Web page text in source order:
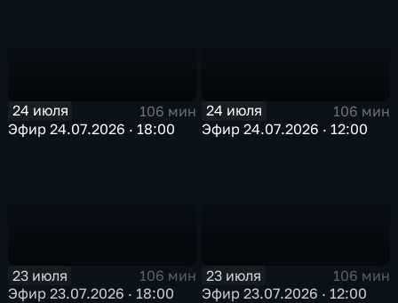
24 июля
106 мин
Эфир 24.07.2026 · 18:00
24 июля
106 мин
Эфир 24.07.2026 · 12:00
23 июля
106 мин
Эфир 23.07.2026 · 18:00
23 июля
106 мин
Эфир 23.07.2026 · 12:00